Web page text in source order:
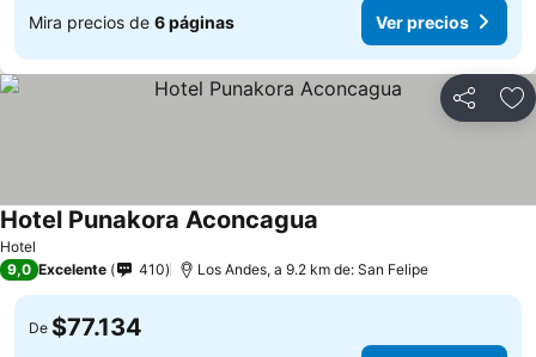
Mira precios de 6 páginas Ver precios
Compartir
Hotel
Hotel Punakora Aconcagua
9,0 Excelente 410 Los Andes, a 9.2 km de: San Felipe
De $77.134